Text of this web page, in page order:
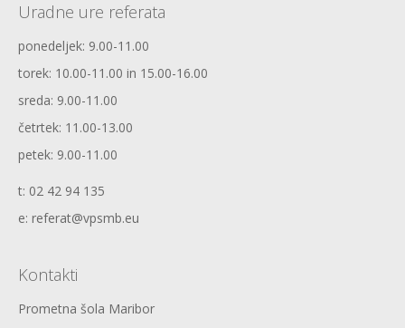
Uradne ure referata
ponedeljek: 9.00-11.00
torek: 10.00-11.00 in 15.00-16.00
sreda: 9.00-11.00
četrtek: 11.00-13.00
petek: 9.00-11.00
t: 02 42 94 135
e: referat@vpsmb.eu
Kontakti
Prometna šola Maribor